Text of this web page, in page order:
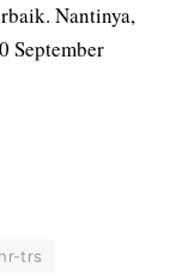
Nantinya,
September
trs